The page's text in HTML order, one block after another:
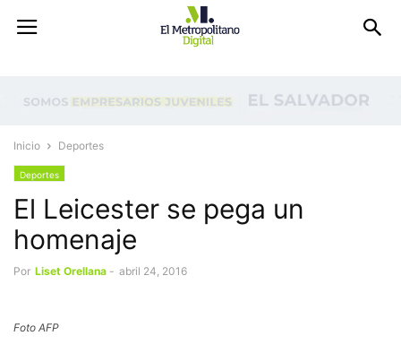
Inicio Deportes
Deportes
El Leicester se pega un
homenaje
Por Liset Orellana - abril 24, 2016
Foto AFP